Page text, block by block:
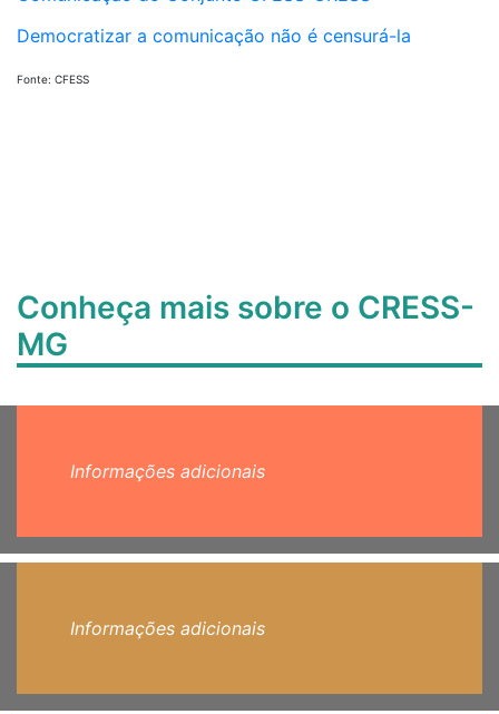
Democratizar a comunicação não é censurá-la
Fonte: CFESS
Conheça mais sobre o CRESS-
MG
Informações adicionais
Informações adicionais